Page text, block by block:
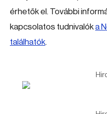
érhetők el. További
kapcsolatos tudnivalóka
találhatók.